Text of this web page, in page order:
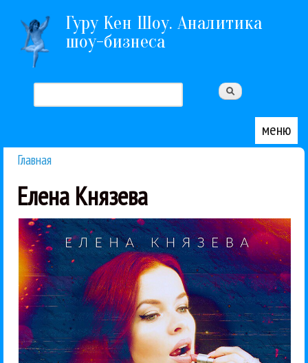
Перейти к основному содержанию
Гуру Кен Шоу. Аналитика
шоу-бизнеса
Форма поиска
меню
Главная
Елена Князева
Елена Князева выпустила
необычную песню «Личное»
Елена Князева Поп Рецензии
Это даже не песня, а исповедь при крахе
отношений: «Запомни меня как сейчас, танцующей
Князевой и...